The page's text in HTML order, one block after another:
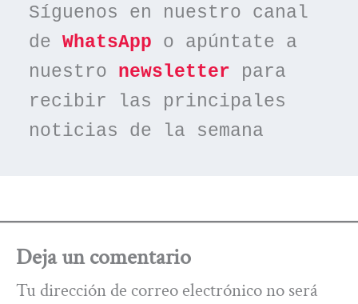
Síguenos en nuestro canal
de WhatsApp o apúntate a
nuestro newsletter para
recibir las principales
noticias de la semana
Deja un comentario
Tu dirección de correo electrónico no será